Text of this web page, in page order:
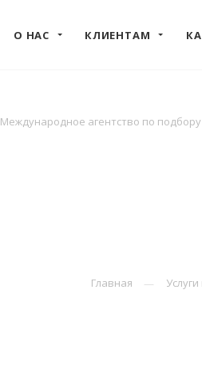
О НАС КЛИЕНТАМ
Международное агентство по
Главная